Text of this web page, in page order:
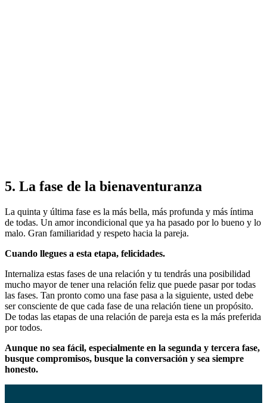
5. La fase de la bienaventuranza
La quinta y última fase es la más bella, más profunda y más íntima
de todas. Un amor incondicional que ya ha pasado por lo bueno y lo
malo. Gran familiaridad y respeto hacia la pareja.
Cuando llegues a esta etapa, felicidades.
Internaliza estas fases de una relación y tu tendrás una posibilidad
mucho mayor de tener una relación feliz que puede pasar por todas
las fases. Tan pronto como una fase pasa a la siguiente, usted debe
ser consciente de que cada fase de una relación tiene un propósito.
De todas las etapas de una relación de pareja esta es la más preferida
por todos.
Aunque no sea fácil, especialmente en la segunda y tercera fase,
busque compromisos, busque la conversación y sea siempre
honesto.